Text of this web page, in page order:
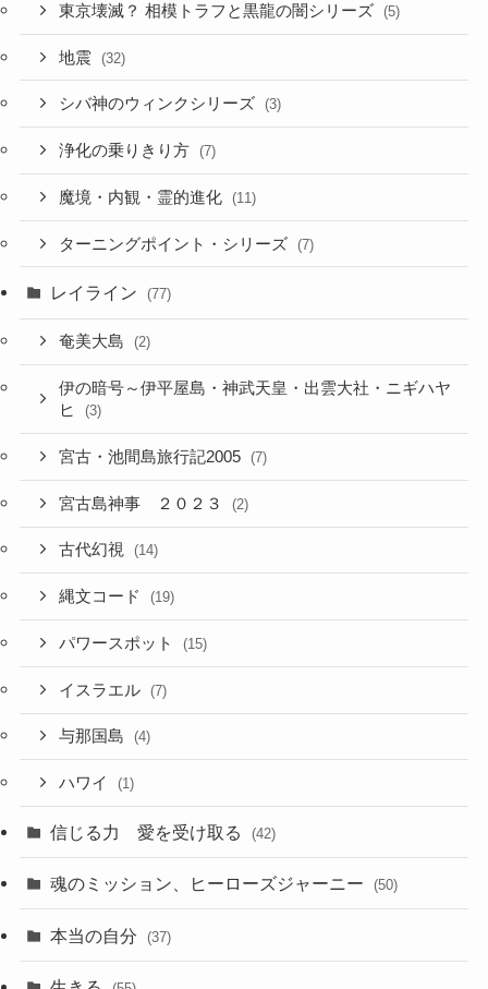
東京壊滅？ 相模トラフと黒龍の闇シリーズ (5)
地震 (32)
シバ神のウィンクシリーズ (3)
浄化の乗りきり方 (7)
魔境・内観・霊的進化 (11)
ターニングポイント・シリーズ (7)
レイライン (77)
奄美大島 (2)
伊の暗号～伊平屋島・神武天皇・出雲大社・ニギハヤ
ヒ
(3)
宮古・池間島旅行記2005 (7)
宮古島神事 ２０２３ (2)
古代幻視 (14)
縄文コード (19)
パワースポット (15)
イスラエル (7)
与那国島 (4)
ハワイ (1)
信じる力 愛を受け取る (42)
魂のミッション、ヒーローズジャーニー (50)
本当の自分 (37)